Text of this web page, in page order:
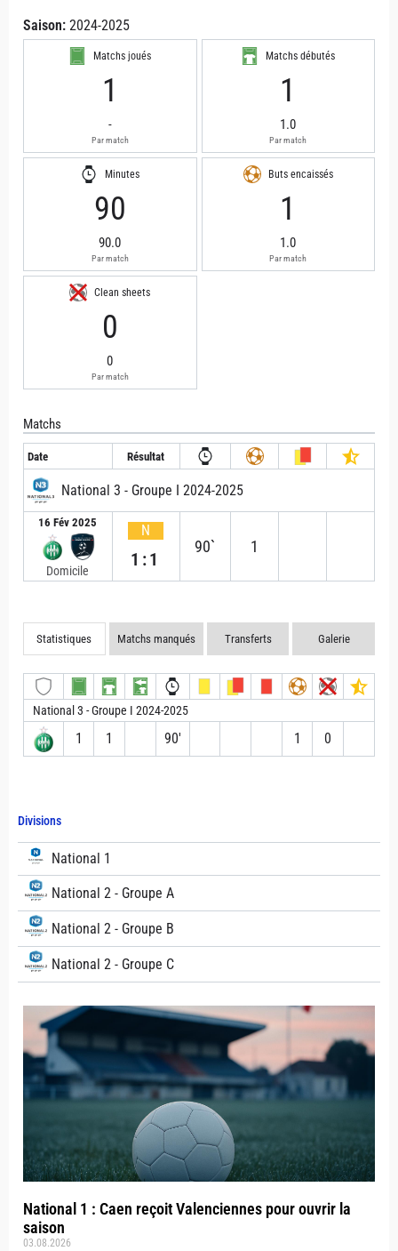
Divisions
National 1
National 2 - Groupe A
National 2 - Groupe B
National 2 - Groupe C
National 1 : Caen reçoit Valenciennes pour ouvrir la
saison
03.08.2026
Saison: 2024-2025
Matchs joués
1
-
Par match
Matchs débutés
1
1.0
Par match
Minutes
90
90.0
Par match
Buts encaissés
1
1.0
Par match
Clean sheets
0
0
Par match
Matchs
Date Résultat
National 3 - Groupe I 2024-2025
16 Fév 2025
Domicile
N
1:1
90` 1
Statistiques Matchs manqués Transferts Galerie
National 3 - Groupe I 2024-2025
1 1 90′ 1 0